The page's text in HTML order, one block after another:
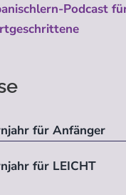
Podcast
für Anfänger
für LEICHT